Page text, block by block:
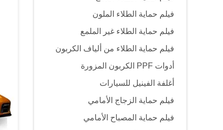
فيلم حماية الطلاء الملون
فيلم حماية الطلاء غير الملمع
فيلم حماية الطلاء من ألياف الكربون
أدوات PPF الكربون المزورة
أغلفة الفينيل للسيارات
فيلم حماية الزجاج الأمامي
فيلم حماية المصباح الأمامي